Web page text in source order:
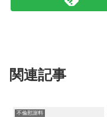
関連記事
不倫慰謝料